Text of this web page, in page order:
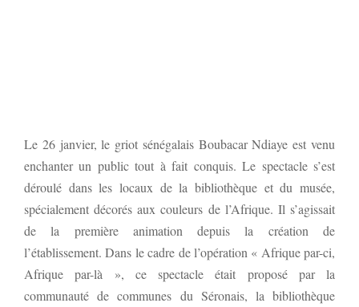
Le 26 janvier, le griot sénégalais Boubacar Ndiaye est venu
enchanter un public tout à fait conquis. Le spectacle s’est
déroulé dans les locaux de la bibliothèque et du musée,
spécialement décorés aux couleurs de l’Afrique. Il s’agissait
de la première animation depuis la création de
l’établissement. Dans le cadre de l’opération « Afrique par-ci,
Afrique par-là », ce spectacle était proposé par la
communauté de communes du Séronais, la bibliothèque